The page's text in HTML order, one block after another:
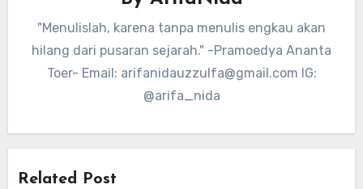
"Menulislah, karena tanpa menulis engkau akan
hilang dari pusaran sejarah." -Pramoedya Ananta
Toer- Email: arifanidauzzulfa@gmail.com IG:
@arifa_nida
Related Post